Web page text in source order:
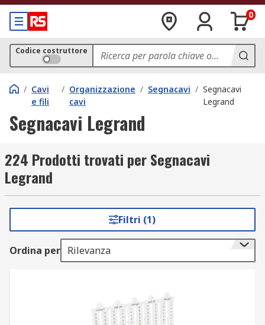
0
Codice costruttore
/ Cavi
e fili
/ Organizzazione
cavi
/ Segnacavi / Segnacavi
Legrand
Segnacavi Legrand
224 Prodotti trovati per Segnacavi
Legrand
Filtri (1)
Ordina per Rilevanza